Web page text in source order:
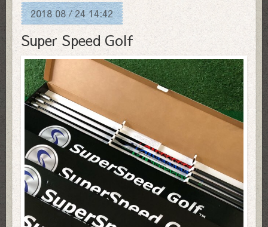
2018 08/24 14:42
Super Speed Golf